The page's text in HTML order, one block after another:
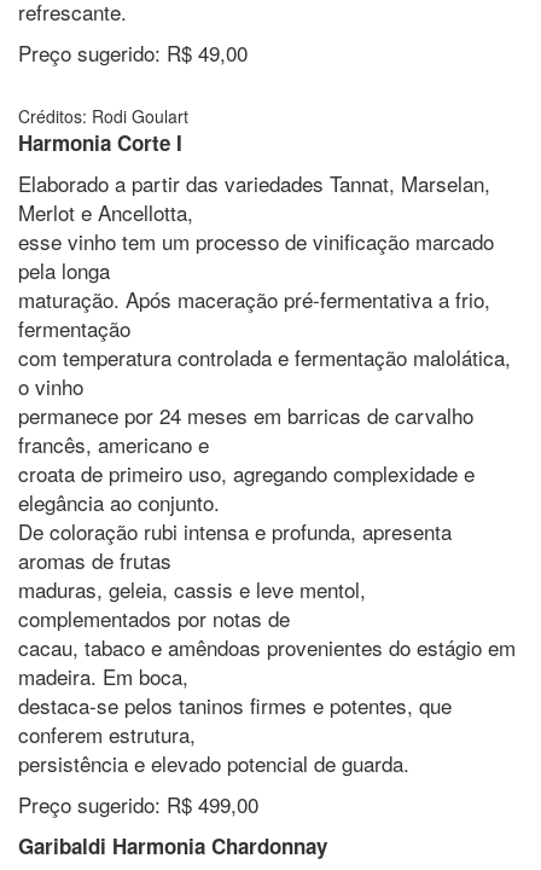
refrescante.
Preço sugerido: R$ 49,00
Créditos: Rodi Goulart
Harmonia Corte I
Elaborado a partir das variedades Tannat, Marselan,
Merlot e Ancellotta,
esse vinho tem um processo de vinificação marcado
pela longa
maturação. Após maceração pré-fermentativa a frio,
fermentação
com temperatura controlada e fermentação malolática,
o vinho
permanece por 24 meses em barricas de carvalho
francês, americano e
croata de primeiro uso, agregando complexidade e
elegância ao conjunto.
De coloração rubi intensa e profunda, apresenta
aromas de frutas
maduras, geleia, cassis e leve mentol,
complementados por notas de
cacau, tabaco e amêndoas provenientes do estágio em
madeira. Em boca,
destaca-se pelos taninos firmes e potentes, que
conferem estrutura,
persistência e elevado potencial de guarda.
Preço sugerido: R$ 499,00
Garibaldi Harmonia Chardonnay